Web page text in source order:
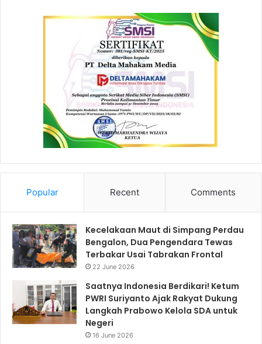
Popular Recent Comments
Kecelakaan Maut di Simpang Perdau
Bengalon, Dua Pengendara Tewas
Terbakar Usai Tabrakan Frontal
22 June 2026
Saatnya Indonesia Berdikari! Ketum
PWRI Suriyanto Ajak Rakyat Dukung
Langkah Prabowo Kelola SDA untuk
Negeri
16 June 2026